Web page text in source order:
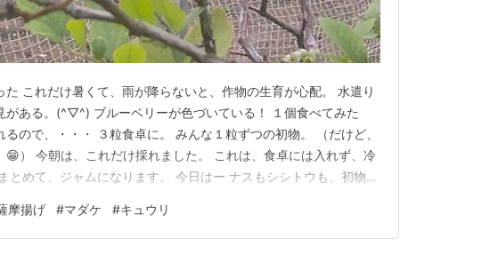
た これだけ暑くて、雨が降らないと、作物の生育が心配。 水遣り
がある。(^▽^) ブルーベリーが色づいている！ １個食べてみた
るので、・・・ ３粒食卓に。 みんな１粒ずつの初物。 （だけど、
😁） 今朝は、これだけ採れました。 これは、食卓には入れず、冷
とめて、ジャムになります。 今日はー ナスもシシトウも、初物で
種を蒔いたんです。（第２弾） そしたら、今朝、 赤ちゃん誕生！
さらに、びっ…
摩揚げ #マダケ #キュウリ